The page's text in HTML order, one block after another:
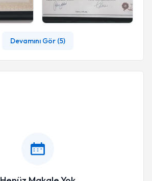
Devamını Gör (5)